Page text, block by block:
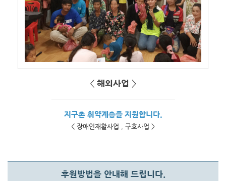
< 해외사업 >
지구촌 취약계층을 지원합니다.
< 장애인재활사업 , 구호사업 >
후원방법을 안내해 드립니다.